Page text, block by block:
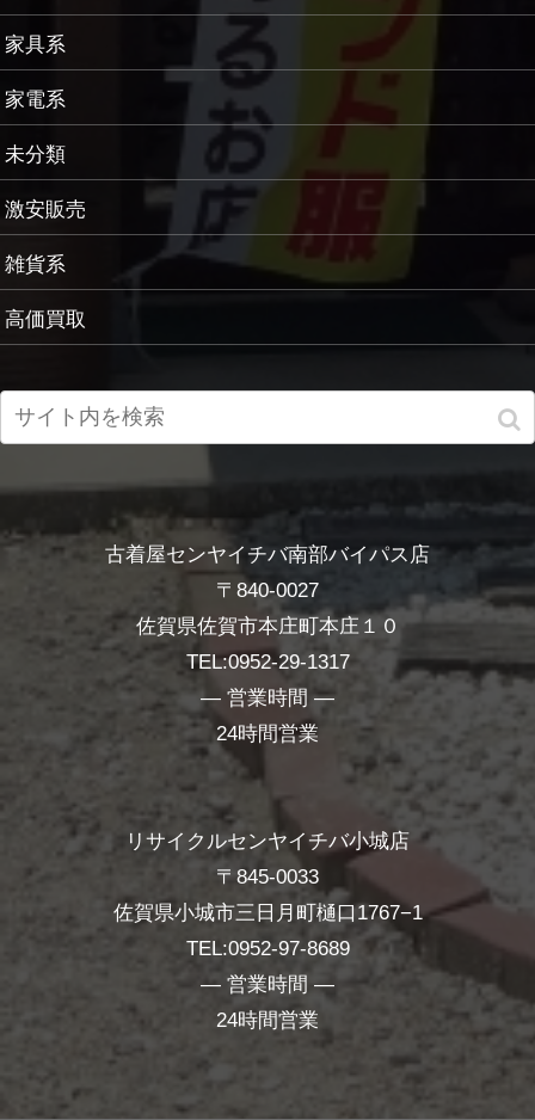
家具系
家電系
未分類
激安販売
雑貨系
高価買取
古着屋センヤイチバ南部バイパス店
〒840-0027
佐賀県佐賀市本庄町本庄１０
TEL:0952-29-1317
― 営業時間 ―
24時間営業
リサイクルセンヤイチバ小城店
〒845-0033
佐賀県小城市三日月町樋口1767−1
TEL:0952-97-8689
― 営業時間 ―
24時間営業